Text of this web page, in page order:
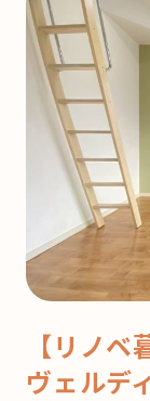
【リノ
ヴェルディ